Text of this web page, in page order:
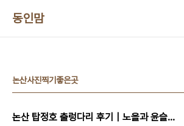
동인맘
논산사진찍기좋은곳
논산 탑정호 출렁다리 후기｜노을과 윤슬이 아름다웠던 논산 아이와 가볼만한곳